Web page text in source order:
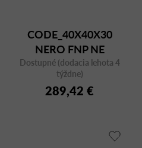
CODE_40X40X30
NERO FNP NE
Dostupné (dodacia lehota 4
týždne)
289,42 €